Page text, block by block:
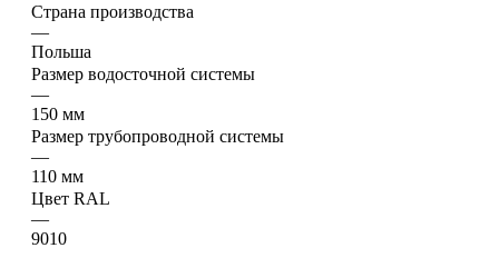
Страна производства
—
Польша
Размер водосточной системы
—
150 мм
Размер трубопроводной системы
—
110 мм
Цвет RAL
—
9010